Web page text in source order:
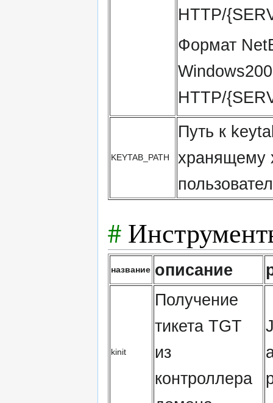
HTTP/
Формат
HTTP/
KEYTAB_PATH
Путь к
хранящему
#
название описание
kinit
Получение
тикета TGT
из
контроллера